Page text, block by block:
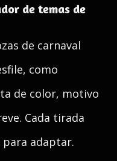
de temas de
de carnaval
como
de color, motivo
Cada tirada
adaptar.